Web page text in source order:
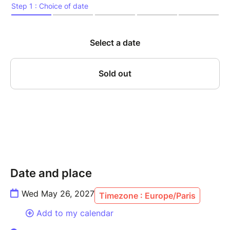
la concentration, l’écoute mutuelle et la sensibilité
atteignent leur paroxysme. Sur scène, Canonge,
contrebassiste au phrasé d’une précision redoutable,
en y infusant leurs racines créoles, latines, et leur
---------------
Date and place
Wed May 26, 2027 Timezone : Europe/Paris
Add to my calendar